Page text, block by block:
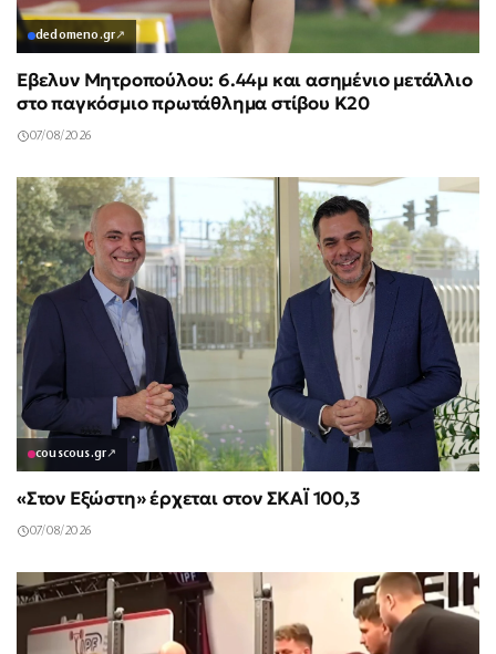
dedomeno.gr↗
Έβελυν Μητροπούλου: 6.44μ και ασημένιο μετάλλιο
στο παγκόσμιο πρωτάθλημα στίβου Κ20
07/08/2026
couscous.gr↗
«Στον Εξώστη» έρχεται στον ΣΚΑΪ 100,3
07/08/2026